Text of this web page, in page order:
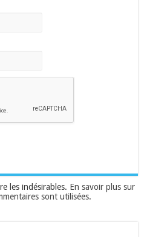
les indésirables. En savoir plus sur
sont utilisées.